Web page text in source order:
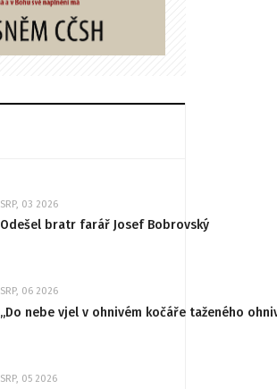
SRP, 03 2026
Odešel bratr farář Josef Bobrovský
SRP, 06 2026
„Do nebe vjel v ohnivém kočáře taženého
SRP, 05 2026